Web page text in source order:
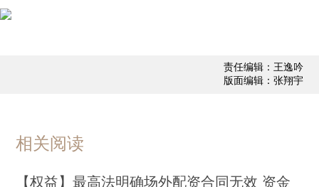
责任编辑：王逸吟
版面编辑：张翔宇
相关阅读
【权益】最高法明确场外配资合同无效 资金